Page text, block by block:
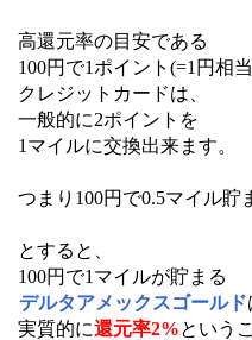
高還元率の目安である
100円で1ポイント(=1円相
クレジットカードは、
一般的に2ポイントを
1マイルに交換出来ます。
つまり100円で0.5マイル貯
とすると、
100円で1マイルが貯まる
デルタアメックスゴールド
実質的に還元率2%という